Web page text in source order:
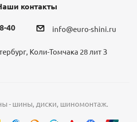
контакты
40 info@euro-shini.ru
Коли-Томчака 28 лит З
- шины, диски, шиномонтаж.